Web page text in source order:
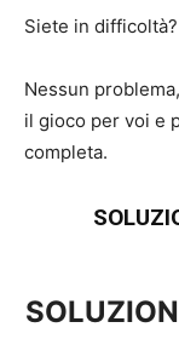
Siete in difficoltà?
Nessun
il gioco per voi e
completa.